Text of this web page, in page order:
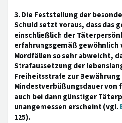
3. Die Feststellung der
Schuld setzt voraus, dass das
einschließlich der
erfahrungsgemäß gewöhnlich
Mordfällen so sehr abweicht,
Strafaussetzung der
Freiheitsstrafe zur Bewährung
Mindestverbüßungsdauer von
auch bei dann günstiger
unangemessen erscheint (vgl.
125).